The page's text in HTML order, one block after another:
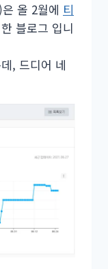
올 2월에 티
블로그 입니
, 드디어 네